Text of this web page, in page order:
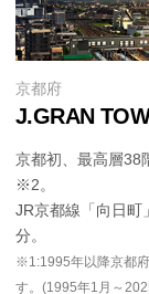
京都府
J.GRAN
京都初、最高層
※2。
JR京都線「向日町
分。
※1:1995年以降京都
す。(1995年1月～